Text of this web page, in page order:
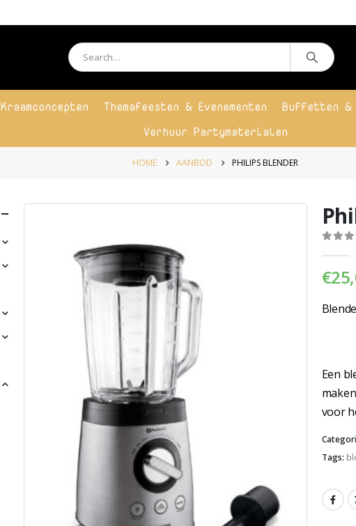
Kraamconcepten Themafeesten & Evenementen Buffetten &
Verhuur Partymaterialen
HOME AANBOD PHILIPS BLENDER
€
Een
voor
Tags: